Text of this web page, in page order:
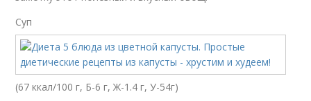
Суп
(67 ккал/100 г, Б-6 г, Ж-1.4 г, У-54г)